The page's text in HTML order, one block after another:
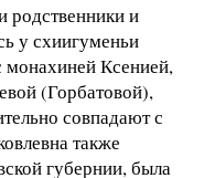
и
у схиигуменьи
Ксенией,
(Горбатовой),
совпадают с
также
губернии, была